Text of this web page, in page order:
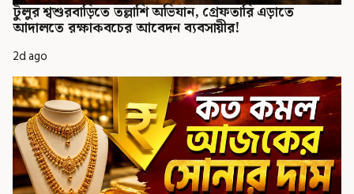
টুলুর শ্বশুরবাড়িতে তল্লাশি অভিযান, গ্রেফতারি এড়াতে
আদালতে রক্ষাকবচের আবেদন ব্যবসায়ীর!
2d ago